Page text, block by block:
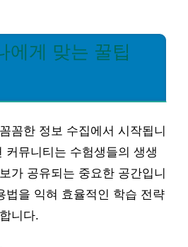
에게 맞는 꿀팁
꼼한 정보 수집에서 시작됩니
커뮤니티는 수험생들의 생생
가 공유되는 중요한 공간입니
법을 익혀 효율적인 학습 전략
니다.